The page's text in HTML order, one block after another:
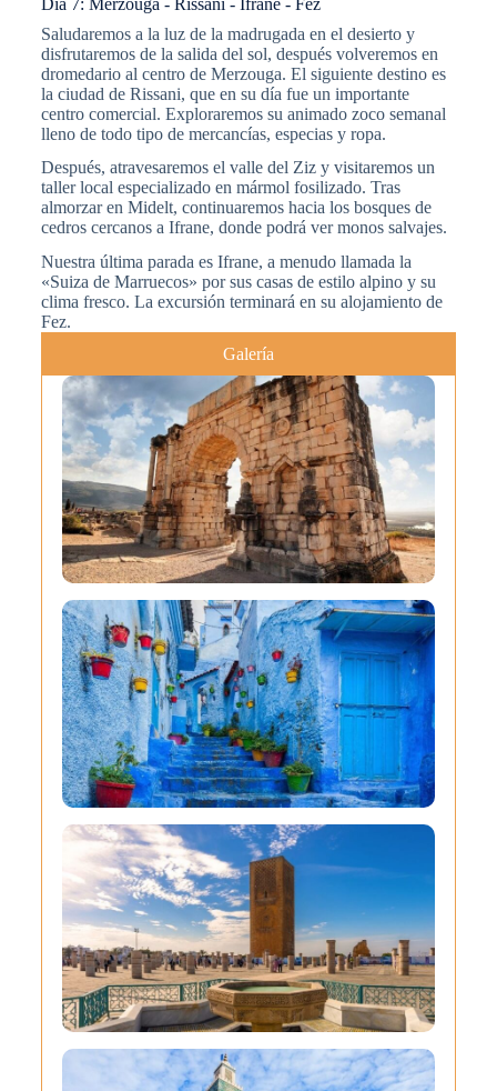
Saludaremos a la luz de la madrugada en el desierto y
disfrutaremos de la salida del sol, después volveremos en
dromedario al centro de Merzouga. El siguiente destino es
la ciudad de Rissani, que en su día fue un importante
centro comercial. Exploraremos su animado zoco semanal
lleno de todo tipo de mercancías, especias y ropa.
Después, atravesaremos el valle del Ziz y visitaremos un
taller local especializado en mármol fosilizado. Tras
almorzar en Midelt, continuaremos hacia los bosques de
cedros cercanos a Ifrane, donde podrá ver monos salvajes.
Nuestra última parada es Ifrane, a menudo llamada la
«Suiza de Marruecos» por sus casas de estilo alpino y su
clima fresco. La excursión terminará en su alojamiento de
Fez.
Galería